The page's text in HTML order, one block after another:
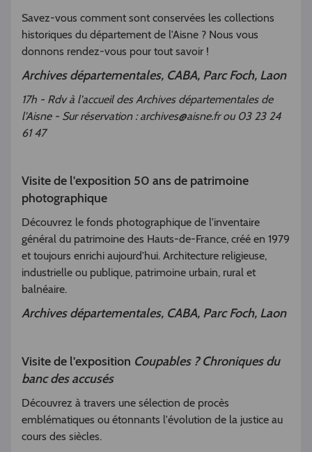
Savez-vous comment sont conservées les collections
historiques du département de l'Aisne ? Nous vous
donnons rendez-vous pour tout savoir !
Archives départementales, CABA, Parc Foch, Laon
17h - Rdv à l'accueil des Archives départementales de
l'Aisne - Sur réservation : archives@aisne.fr ou 03 23 24
61 47
Visite de l'exposition 50 ans de patrimoine
photographique
Découvrez le fonds photographique de l'inventaire
général du patrimoine des Hauts-de-France, créé en 1979
et toujours enrichi aujourd'hui. Architecture religieuse,
industrielle ou publique, patrimoine urbain, rural et
balnéaire.
Archives départementales, CABA, Parc Foch, Laon
Visite de l'exposition Coupables ? Chroniques du
banc des accusés
Découvrez à travers une sélection de procès
emblématiques ou étonnants l'évolution de la justice au
cours des siècles.